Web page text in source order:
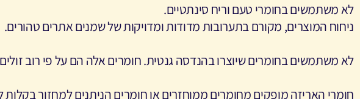
לא משתמשים בחומרי טעם וריח סינתטיים.
ניחוח המוצרים, מקורם בתערובות מדודות ומדויקות של שמנים אתרים טהורים.
לא משתמשים בחומרים שיוצרו בהנדסה גנטית. חומרים אלה הם על פי רוב
חומרי האריזה מופקים מחומרים ממוחזרים או חומרים הניתנים למחזור